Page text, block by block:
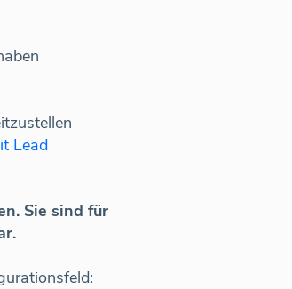
Lead
Sie sind für